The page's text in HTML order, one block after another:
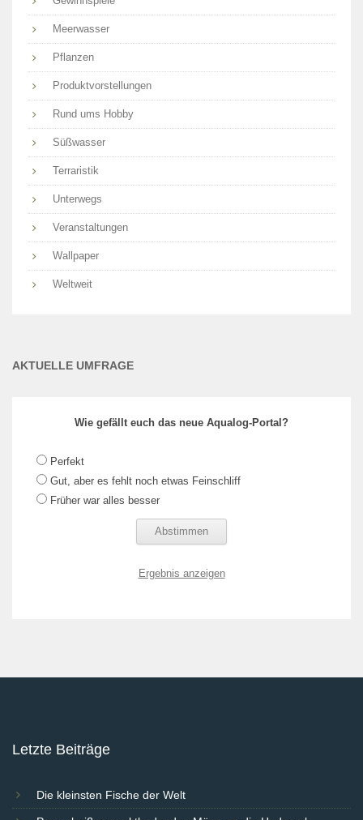
Meerwasser
Pflanzen
Produktvorstellungen
Rund ums Hobby
Süßwasser
Terraristik
Unterwegs
Veranstaltungen
Wallpaper
Weltweit
AKTUELLE UMFRAGE
Wie gefällt euch das neue Aqualog-Portal?
Perfekt
Gut, aber es fehlt noch etwas Feinschliff
Früher war alles besser
Ergebnis anzeigen
Letzte Beiträge
Die kleinsten Fische der Welt